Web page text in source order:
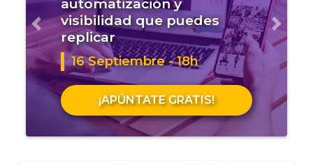
automatización y
visibilidad que puedes
replicar
16 Septiembre - 18h
¡APÚNTATE GRATIS!
Anterior